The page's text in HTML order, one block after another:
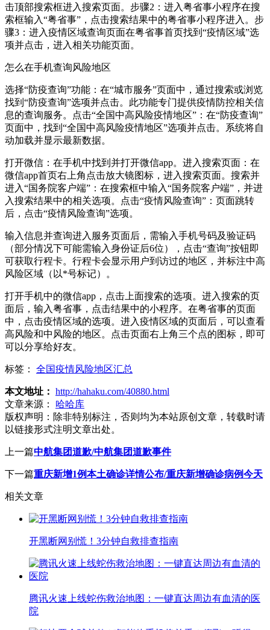
击顶部搜索框进入搜索页面。步骤2：进入粤省事小程序在搜
索框输入“粤省事”，点击搜索结果中的粤省事小程序进入。步
骤3：进入疫情区域查询页面在粤省事首页找到“疫情区域”选
项并点击，进入相关功能页面。
怎么在手机查询风险地区
选择“防疫查询”功能：在“城市服务”页面中，通过搜索或浏览
找到“防疫查询”选项并点击。此功能专门提供疫情防控相关信
息的查询服务。点击“全国中高风险疫情地区”：在“防疫查询”
页面中，找到“全国中高风险疫情地区”选项并点击。系统将自
动加载并显示最新数据。
打开微信：在手机中找到并打开微信app。进入搜索页面：在
微信app首页右上角点击放大镜图标，进入搜索页面。搜索并
进入“国务院客户端”：在搜索框中输入“国务院客户端”，并进
入搜索结果中的相关选项。点击“疫情风险查询”：页面跳转
后，点击“疫情风险查询”选项。
输入信息并查询进入服务页面后，需输入手机号码及验证码
（部分情况下可能需输入身份证后6位），点击“查询”按钮即
可获取行程卡。行程卡会显示用户到访过的地区，并标注中高
风险区域（以*号标记）。
打开手机中的微信app，点击上面搜索的选项。进入搜索的页
面后，输入粤省事，点击结果中的小程序。在粤省事的页面
中，点击疫情区域的选项。进入疫情区域的页面后，可以查看
高风险和中风险的地区。点击页面右上角三个点的图标，即可
可以分享给好友。
标签： 全国疫情风险地区汇总
本文地址： http://hahaku.com/40880.html
文章来源：
哈哈库
版权声明： 除非特别标注，否则均为本站原创文章，转载时请
以链接形式注明文章出处。
上一篇中航集团道歉/中航集团道歉事件
下一篇重庆新增1例本土确诊详情公布/重庆新增确诊病例今天
相关文章
开黑断网别慌！3分钟自救排查指南
腾讯火速上线蛇伤救治地图：一键直达周边有血清的医
院